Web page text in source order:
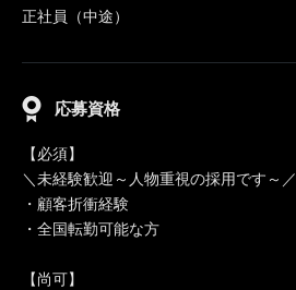
正社員（中途）
応募資格
【必須】
＼未経験歓迎～人物重視の採用です～／
・顧客折衝経験
・全国転勤可能な方
【尚可】